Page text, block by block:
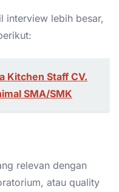
interview lebih besar,
Kitchen Staff CV.
SMA/SMK
relevan dengan
atau quality